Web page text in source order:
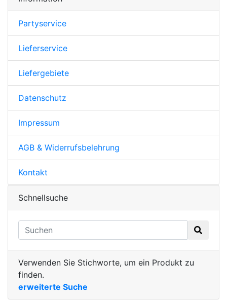
Partyservice
Lieferservice
Liefergebiete
Datenschutz
Impressum
AGB & Widerrufsbelehrung
Kontakt
Schnellsuche
Verwenden Sie Stichworte, um ein Produkt zu
finden.
erweiterte Suche